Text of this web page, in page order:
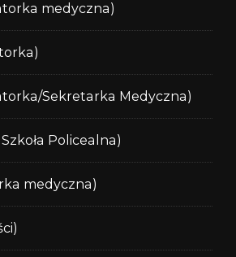
medyczna)
Sekretarka Medyczna)
Policealna)
medyczna)